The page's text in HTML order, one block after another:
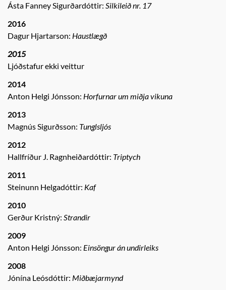
Ásta Fanney Sigurðardóttir: Silkileið nr. 17
2016
Dagur Hjartarson: Haustlægð
2015
Ljóðstafur ekki veittur
2014
Anton Helgi Jónsson: Horfurnar um miðja vikuna
2013
Magnús Sigurðsson: Tunglsljós
2012
Hallfríður J. Ragnheiðardóttir: Triptych
2011
Steinunn Helgadóttir: Kaf
2010
Gerður Kristný: Strandir
2009
Anton Helgi Jónsson: Einsöngur án undirleiks
2008
Jónína Leósdóttir: Miðbæjarmynd